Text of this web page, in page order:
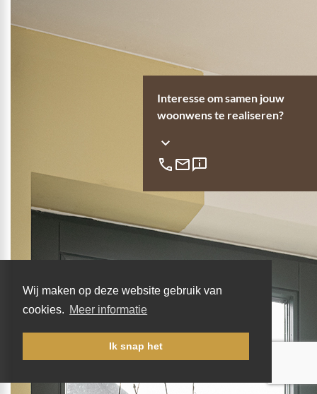
Wij maken op deze website gebruik van
cookies. Meer informatie
Ik snap het
Interesse om samen jouw
woonwens te realiseren?